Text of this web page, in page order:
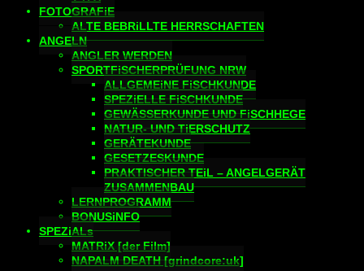
FOTOGRAFiE
ALTE BEBRiLLTE HERRSCHAFTEN
ANGELN
ANGLER WERDEN
SPORTFiSCHERPRÜFUNG NRW
ALLGEMEiNE FiSCHKUNDE
SPEZiELLE FiSCHKUNDE
GEWÄSSERKUNDE UND FiSCHHEGE
NATUR- UND TiERSCHUTZ
GERÄTEKUNDE
GESETZESKUNDE
PRAKTISCHER TEiL – ANGELGERÄT
ZUSAMMENBAU
LERNPROGRAMM
BONUSiNFO
SPEZiALs
MATRiX [der Film]
NAPALM DEATH [grindcore:uk]